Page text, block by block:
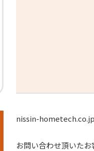
nissin-
お問い合わせ頂いた